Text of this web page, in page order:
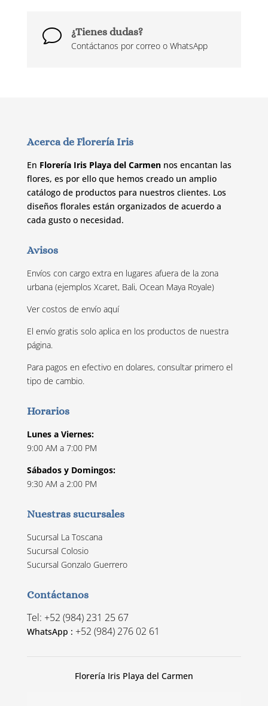
v ¿Tienes dudas?
Contáctanos por correo o WhatsApp
Acerca de Florería Iris
En Florería Iris Playa del Carmen nos encantan las
flores, es por ello que hemos creado un amplio
catálogo de productos para nuestros clientes. Los
diseños florales están organizados de acuerdo a
cada gusto o necesidad.
Avisos
Envíos con cargo extra en lugares afuera de la zona
urbana (ejemplos Xcaret, Bali, Ocean Maya Royale)
Ver costos de envío aquí
El envío gratis solo aplica en los productos de nuestra
página.
Para pagos en efectivo en dolares, consultar primero el
tipo de cambio.
Horarios
Lunes a Viernes:
9:00 AM a 7:00 PM
Sábados y Domingos:
9:30 AM a 2:00 PM
Nuestras sucursales
Sucursal La Toscana
Sucursal Colosio
Sucursal Gonzalo Guerrero
Contáctanos
Tel: +52 (984) 231 25 67
WhatsApp : +52 (984) 276 02 61
Florería Iris Playa del Carmen